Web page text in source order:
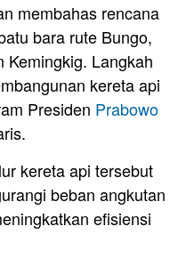
membahas rencana
bara rute Bungo,
Kemingkig. Langkah
kereta api
Presiden Prabowo
kereta api tersebut
beban angkutan
efisiensi